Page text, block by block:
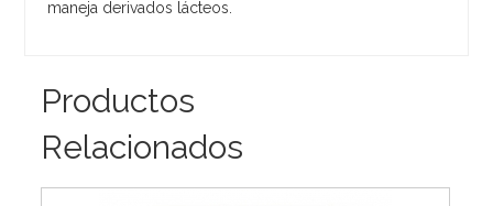
maneja derivados lácteos.
Productos
Relacionados